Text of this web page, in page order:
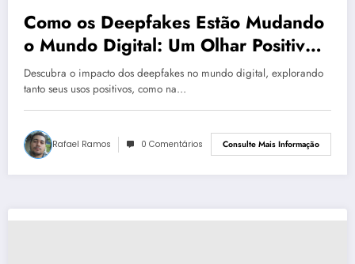
Como os Deepfakes Estão Mudando
o Mundo Digital: Um Olhar Positivo
Sobre Seus Usos e Desafios
Descubra o impacto dos deepfakes no mundo digital, explorando
tanto seus usos positivos, como na…
Rafael Ramos 0 Comentários Consulte Mais Informação